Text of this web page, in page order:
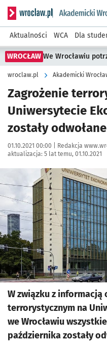
Serwis informacyjny
Aktualności WCA Dla
WROCŁAW We Wrocławiu
wroclaw.pl Akademicki
Zagrożenie
Uniwersytecie
zostały odwołane
Data publikacji:
01.10.2021 00:00 | Autor:
Redakcja
aktualizacja: 5 lat temu, 01.10.2021
Kliknij, aby powiększyć
W związku z informacją
terrorystycznym na
we Wrocławiu
października zostały